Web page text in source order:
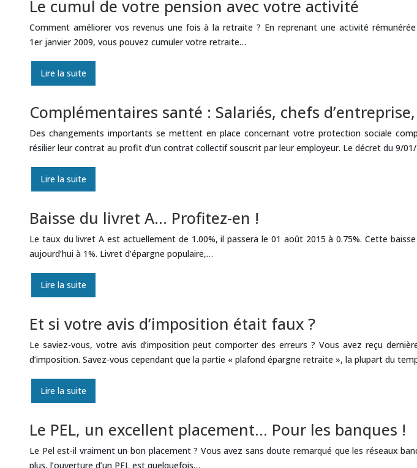
Le cumul de votre pension avec votre activité
Comment améliorer vos revenus une fois à la retraite ? En reprenant une activité
1er janvier 2009, vous pouvez cumuler votre retraite…
Lire la suite
Complémentaires santé : Salariés, chefs
Des changements importants se mettent en place concernant votre protection sociale
résilier leur contrat au profit d’un contrat collectif souscrit par leur employeur. Le décret du 9/
Lire la suite
Baisse du livret A… Profitez-en !
Le taux du livret A est actuellement de 1.00%, il passera le 01 août 2015 à 0.75%. Cette
aujourd’hui à 1%. Livret d’épargne populaire,…
Lire la suite
Et si votre avis d’imposition était faux ?
Le saviez-vous, votre avis d’imposition peut comporter des erreurs ? Vous avez reçu
d’imposition. Savez-vous cependant que la partie « plafond épargne retraite », la plupart du
Lire la suite
Le PEL, un excellent placement… Pour les banques !
Le Pel est-il vraiment un bon placement ? Vous avez sans doute remarqué que les réseaux
plus, l’ouverture d’un PEL est quelquefois…